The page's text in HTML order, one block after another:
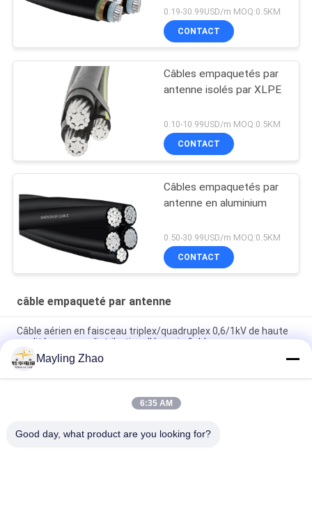
0.19-30.99USD/m MOQ:0.5KM
CONTACT
Câbles empaquetés par
antenne isolés par XLPE
0.10-10.99USD/m MOQ:0.5KM
CONTACT
Câbles empaquetés par
antenne en aluminium
0.50-30.99USD/m MOQ:0.5KM
CONTACT
câble empaqueté par antenne
Câble aérien en faisceau triplex/quadruplex 0,6/1kV de haute
qualité pour une distribution d'énergie fiable
Câble Shenghua Shanghai, câble triphasé aérien groupé à 3
conducteurs pour lignes de transmission aériennes
Cable électrique Shenghua, câble aérien à isolation Xlpe, câble
Mayling Zhao
6:35 AM
Good day, what product are you looking for?